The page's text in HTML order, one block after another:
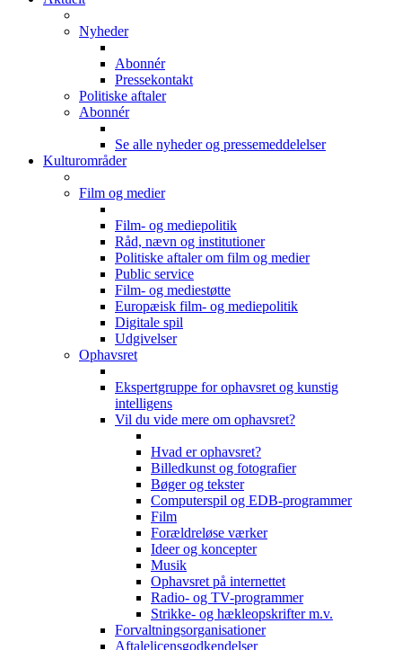
Nyheder
Abonnér
Pressekontakt
Politiske aftaler
Abonnér
Se alle nyheder og pressemeddelelser
Kulturområder
Film og medier
Film- og mediepolitik
Råd, nævn og institutioner
Politiske aftaler om film og medier
Public service
Film- og mediestøtte
Europæisk film- og mediepolitik
Digitale spil
Udgivelser
Ophavsret
Ekspertgruppe for ophavsret og kunstig
intelligens
Vil du vide mere om ophavsret?
Hvad er ophavsret?
Billedkunst og fotografier
Bøger og tekster
Computerspil og EDB-programmer
Film
Forældreløse værker
Ideer og koncepter
Musik
Ophavsret på internettet
Radio- og TV-programmer
Strikke- og hækleopskrifter m.v.
Forvaltningsorganisationer
Aftalelicensgodkendelser